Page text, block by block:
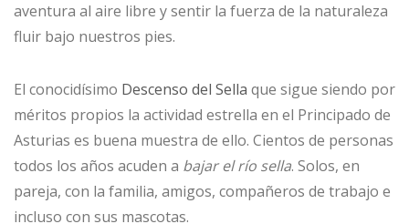
aventura al aire libre y sentir la fuerza de la naturaleza
fluir bajo nuestros pies.
El conocidísimo Descenso del Sella que sigue siendo por
méritos propios la actividad estrella en el Principado de
Asturias es buena muestra de ello. Cientos de personas
todos los años acuden a bajar el río sella. Solos, en
pareja, con la familia, amigos, compañeros de trabajo e
incluso con sus mascotas.